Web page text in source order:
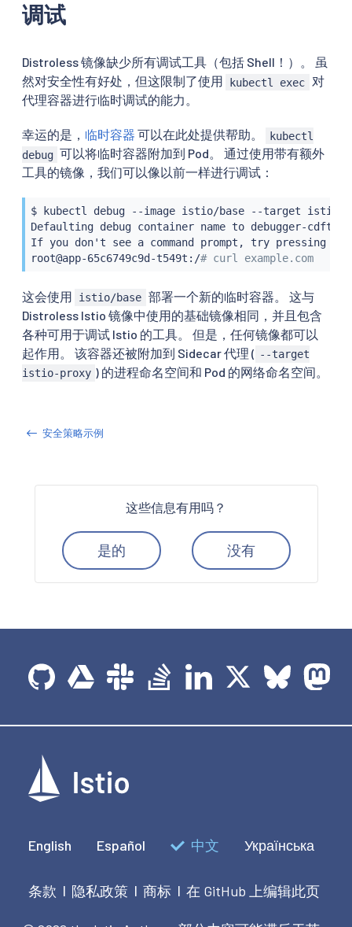
调试
Distroless 镜像缺少所有调试工具（包括 Shell！）。 虽
然对安全性有好处，但这限制了使用
kubectl exec
对
代理容器进行临时调试的能力。
幸运的是， 临时容器 可以在此处提供帮助。
kubectl
debug 可以将临时容器附加到 Pod。 通过使用带有额外
工具的镜像，我们可以像以前一样进行调试：
$ kubectl
debug --image istio/base --target istio-
Defaulting debug container name to debugger-cdftc.
If you don't see a command
prompt, try pressing
root@app-65c6749c9d-t549t:/# curl example.com
这会使用 istio/base 部署一个新的临时容器。 这与
Distroless Istio 镜像中使用的基础镜像相同，并且包含
各种可用于调试 Istio 的工具。 但是，任何镜像都可以
起作用。 该容器还被附加到 Sidecar 代理 ( --target
istio-proxy ) 的进程命名空间和 Pod 的网络命名空间。
安全策略示例
这些信息有用吗？
是的 没有
English Español 中文 Українська
条款 | 隐私政策 | 商标 | 在 GitHub 上编辑此页